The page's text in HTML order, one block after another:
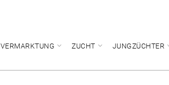
VERMARKTUNG ZUCHT JUNGZÜCHTER